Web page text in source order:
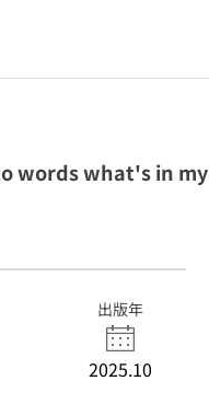
words what's in my
出版年
2025.10